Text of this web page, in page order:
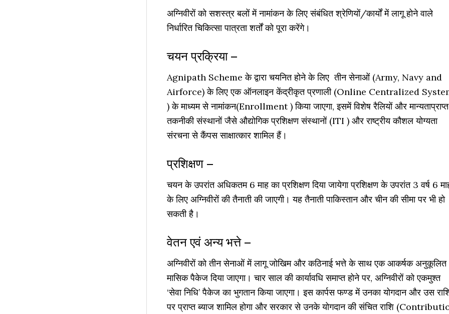
अग्निवीरों को सशस्त्र बलों में नामांकन के लिए संबंधित श्रेणियों/कार्यों में लागू होने वाले
निर्धारित चिकित्सा पात्रता शर्तों को पूरा करेंगे।
चयन प्रक्रिया –
Agnipath Scheme के द्वारा चयनित होने के लिए तीन सेनाओं (Army, Navy and
Airforce) के लिए एक ऑनलाइन केंद्रीकृत प्रणाली (Online Centralized
) के माध्यम से नामांकन(Enrollment ) किया जाएगा, इसमें विशेष रैलियों और मान्यताप्राप्त
तकनीकी संस्थानों जैसे औद्योगिक प्रशिक्षण संस्थानों (ITI ) और राष्ट्रीय कौशल योग्यता
संरचना से कैंपस साक्षात्कार शामिल हैं।
प्रशिक्षण –
चयन के उपरांत अधिकतम 6 माह का प्रशिक्षण दिया जायेगा प्रशिक्षण के उपरांत 3 वर्ष 6
के लिए अग्निवीरों की तैनाती की जाएगी। यह तैनाती पाकिस्तान और चीन की सीमा पर भी हो
सकती है।
वेतन एवं अन्य भत्ते –
अग्निवीरों को तीन सेनाओं में लागू जोखिम और कठिनाई भत्ते के साथ एक आकर्षक अनुकूलित
मासिक पैकेज दिया जाएगा। चार साल की कार्यावधि समाप्त होने पर, अग्निवीरों को एकमुश्त
‘सेवा निधि’ पैकेज का भुगतान किया जाएगा। इस कार्पस फण्ड में उनका योगदान और उस
पर प्राप्त ब्याज शामिल होगा और सरकार से उनके योगदान की संचित राशि